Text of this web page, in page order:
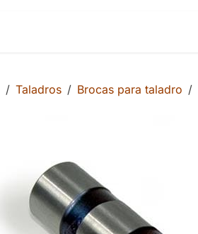
Taladros Brocas para taladro